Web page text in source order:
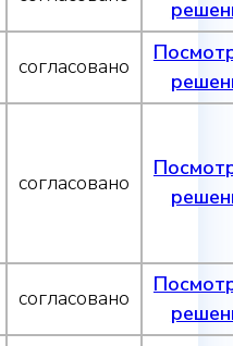
согласовано
согласовано
согласовано